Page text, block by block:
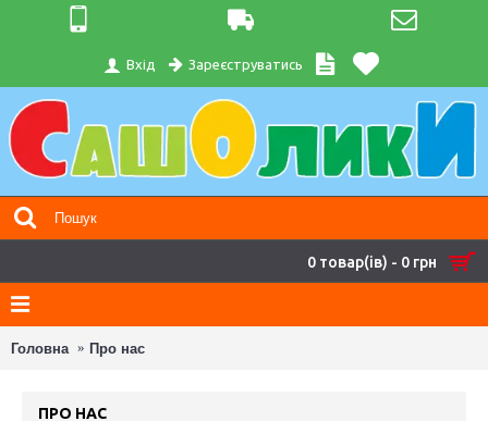
Вхід Зареєструватись
0 товар(ів) - 0 грн
Головна Про нас
ПРО НАС